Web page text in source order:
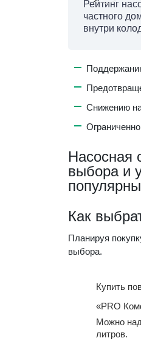
Рейтинг
частного
внутри
Снижению
Насосная
выбора и
Как
Планируя
выбора.
Купить
«PRO
Можно
литров.